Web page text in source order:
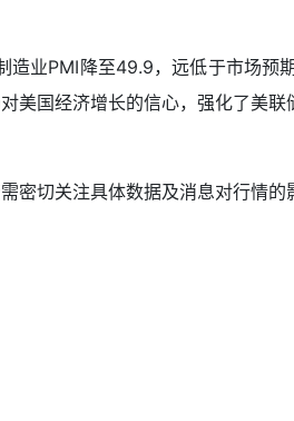
造业PMI降至49.9，远低于市场预
美国经济增长的信心，强化了美
密切关注具体数据及消息对行情的